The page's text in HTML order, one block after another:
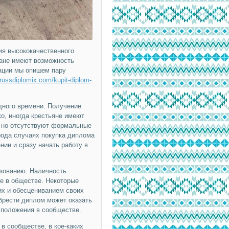
высококачественного
имеют возможность
мы опишем пару
kupit-diplom-
времени. Получение
иногда крестьяне имеют
отсутствуют формальные
случаях покупка диплома
и сразу начать работу в
Наличность
в обществе. Некоторые
и обесцениванием своих
диплом может оказать
в сообществе.
сообществе, в кое-каких